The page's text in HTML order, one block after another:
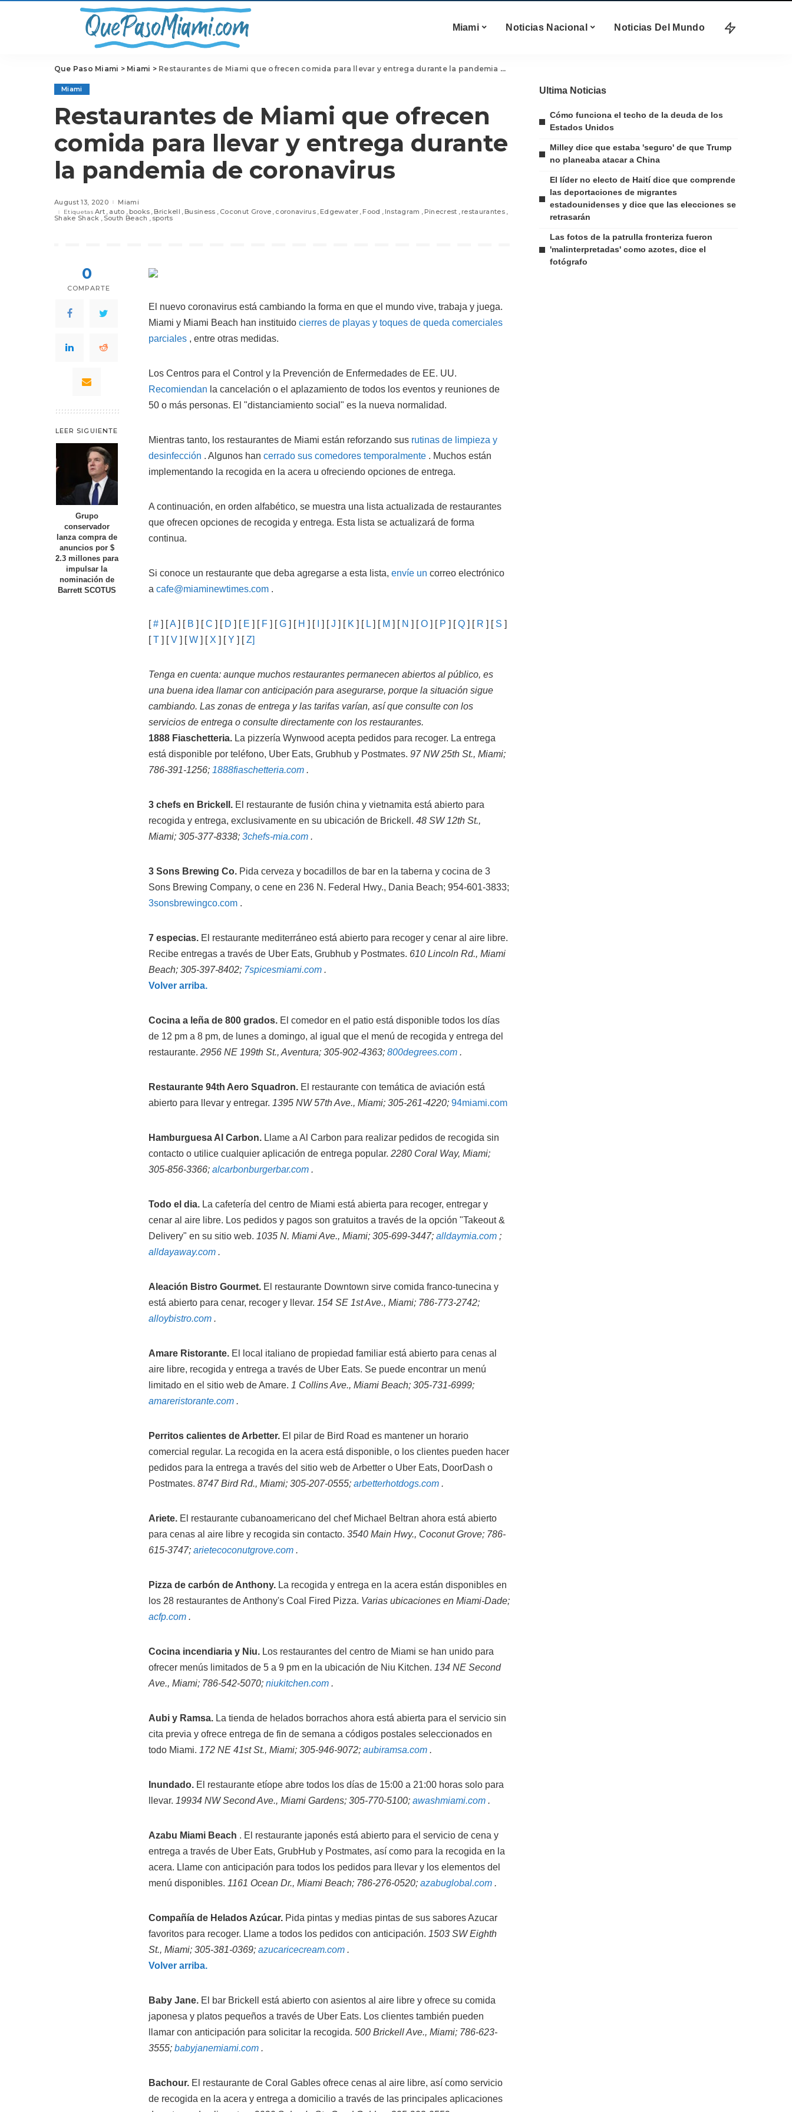
Miami Noticias Nacional Noticias Del Mundo
Que Paso Miami > Miami > Restaurantes de Miami que ofrecen comida para llevar y entrega durante la pandemia de coronavirus
Miami
Restaurantes de Miami que ofrecen
comida para llevar y entrega durante
la pandemia de coronavirus
August 13, 2020 Miami
Etiquetas Art auto books Brickell Business Coconut Grove coronavirus Edgewater Food Instagram Pinecrest restaurantes
Shake Shack South Beach sports
0
COMPARTE
LEER SIGUIENTE
Grupo
conservador
lanza compra de
anuncios por $
2.3 millones para
impulsar la
nominación de
Barrett SCOTUS
El nuevo coronavirus está cambiando la forma en que el mundo vive, trabaja y juega.
Miami y Miami Beach han instituido cierres de playas y toques de queda comerciales
parciales , entre otras medidas.
Los Centros para el Control y la Prevención de Enfermedades de EE. UU.
Recomiendan la cancelación o el aplazamiento de todos los eventos y reuniones de
50 o más personas. El "distanciamiento social" es la nueva normalidad.
Mientras tanto, los restaurantes de Miami están reforzando sus rutinas de limpieza y
desinfección . Algunos han cerrado sus comedores temporalmente . Muchos están
implementando la recogida en la acera u ofreciendo opciones de entrega.
A continuación, en orden alfabético, se muestra una lista actualizada de restaurantes
que ofrecen opciones de recogida y entrega. Esta lista se actualizará de forma
continua.
Si conoce un restaurante que deba agregarse a esta lista, envíe un correo electrónico
a cafe@miaminewtimes.com .
[# ] [A ] [ B ] [C ] [ D ] [ E ] [ F ] [G ] [ H ] [ ] [J ] [ K ] [ L ] [ M ] [ N ] [O ] [ P ] [Q ] [ R ] [ S ]
[T ] [V ] [W ] [ X ] [Y ] [Z]
Tenga en cuenta: aunque muchos restaurantes permanecen abiertos al público, es
una buena idea llamar con anticipación para asegurarse, porque la situación sigue
cambiando. Las zonas de entrega y las tarifas varían, así que consulte con los
servicios de entrega o consulte directamente con los restaurantes.
1888 Fiaschetteria. La pizzería Wynwood acepta pedidos para recoger. La entrega
está disponible por teléfono, Uber Eats, Grubhub y Postmates. 97 NW 25th St., Miami;
786-391-1256; 1888fiaschetteria.com .
3 chefs en Brickell. El restaurante de fusión china y vietnamita está abierto para
recogida y entrega, exclusivamente en su ubicación de Brickell. 48 SW 12th St.,
Miami; 305-377-8338; 3chefs-mia.com .
3 Sons Brewing Co. Pida cerveza y bocadillos de bar en la taberna y cocina de 3
Sons Brewing Company, o cene en 236 N. Federal Hwy., Dania Beach; 954-601-3833;
3sonsbrewingco.com .
7 especias. El restaurante mediterráneo está abierto para recoger y cenar al aire libre.
Recibe entregas a través de Uber Eats, Grubhub y Postmates. 610 Lincoln Rd., Miami
Beach; 305-397-8402; 7spicesmiami.com .
Volver arriba.
Cocina a leña de 800 grados. El comedor en el patio está disponible todos los días
de 12 pm a 8 pm, de lunes a domingo, al igual que el menú de recogida y entrega del
restaurante. 2956 NE 199th St., Aventura; 305-902-4363; 800degrees.com .
Restaurante 94th Aero Squadron. El restaurante con temática de aviación está
abierto para llevar y entregar. 1395 NW 57th Ave., Miami; 305-261-4220; 94miami.com
Hamburguesa Al Carbon. Llame a Al Carbon para realizar pedidos de recogida sin
contacto o utilice cualquier aplicación de entrega popular. 2280 Coral Way, Miami;
305-856-3366; alcarbonburgerbar.com .
Todo el dia. La cafetería del centro de Miami está abierta para recoger, entregar y
cenar al aire libre. Los pedidos y pagos son gratuitos a través de la opción "Takeout &
Delivery" en su sitio web. 1035 N. Miami Ave., Miami; 305-699-3447; alldaymia.com ;
alldayaway.com .
Aleación Bistro Gourmet. El restaurante Downtown sirve comida franco-tunecina y
está abierto para cenar, recoger y llevar. 154 SE 1st Ave., Miami; 786-773-2742;
alloybistro.com .
Amare Ristorante. El local italiano de propiedad familiar está abierto para cenas al
aire libre, recogida y entrega a través de Uber Eats. Se puede encontrar un menú
limitado en el sitio web de Amare. 1 Collins Ave., Miami Beach; 305-731-6999;
amareristorante.com .
Perritos calientes de Arbetter. El pilar de Bird Road es mantener un horario
comercial regular. La recogida en la acera está disponible, o los clientes pueden hacer
pedidos para la entrega a través del sitio web de Arbetter o Uber Eats, DoorDash o
Postmates. 8747 Bird Rd., Miami; 305-207-0555; arbetterhotdogs.com .
Ariete. El restaurante cubanoamericano del chef Michael Beltran ahora está abierto
para cenas al aire libre y recogida sin contacto. 3540 Main Hwy., Coconut Grove; 786-
615-3747; arietecoconutgrove.com .
Pizza de carbón de Anthony. La recogida y entrega en la acera están disponibles en
los 28 restaurantes de Anthony's Coal Fired Pizza. Varias ubicaciones en Miami-Dade;
acfp.com .
Cocina incendiaria y Niu. Los restaurantes del centro de Miami se han unido para
ofrecer menús limitados de 5 a 9 pm en la ubicación de Niu Kitchen. 134 NE Second
Ave., Miami; 786-542-5070; niukitchen.com .
Aubi y Ramsa. La tienda de helados borrachos ahora está abierta para el servicio sin
cita previa y ofrece entrega de fin de semana a códigos postales seleccionados en
todo Miami. 172 NE 41st St., Miami; 305-946-9072; aubiramsa.com .
Inundado. El restaurante etíope abre todos los días de 15:00 a 21:00 horas solo para
llevar. 19934 NW Second Ave., Miami Gardens; 305-770-5100; awashmiami.com .
Azabu Miami Beach . El restaurante japonés está abierto para el servicio de cena y
entrega a través de Uber Eats, GrubHub y Postmates, así como para la recogida en la
acera. Llame con anticipación para todos los pedidos para llevar y los elementos del
menú disponibles. 1161 Ocean Dr., Miami Beach; 786-276-0520; azabuglobal.com .
Compañía de Helados Azúcar. Pida pintas y medias pintas de sus sabores Azucar
favoritos para recoger. Llame a todos los pedidos con anticipación. 1503 SW Eighth
St., Miami; 305-381-0369; azucaricecream.com .
Volver arriba.
Baby Jane. El bar Brickell está abierto con asientos al aire libre y ofrece su comida
japonesa y platos pequeños a través de Uber Eats. Los clientes también pueden
llamar con anticipación para solicitar la recogida. 500 Brickell Ave., Miami; 786-623-
3555; babyjanemiami.com .
Bachour. El restaurante de Coral Gables ofrece cenas al aire libre, así como servicio
de recogida en la acera y entrega a domicilio a través de las principales aplicaciones
Ultima Noticias
Cómo funciona el techo de la deuda de los
Estados Unidos
Milley dice que estaba 'seguro' de que Trump
no planeaba atacar a China
El líder no electo de Haití dice que comprende
las deportaciones de migrantes
estadounidenses y dice que las elecciones se
retrasarán
Las fotos de la patrulla fronteriza fueron
'malinterpretadas' como azotes, dice el
fotógrafo